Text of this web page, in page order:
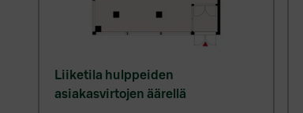
Liiketila hulppeiden
asiakasvirtojen äärellä